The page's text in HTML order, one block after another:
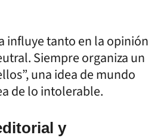
influye tanto en la opinión
Siempre organiza un
una idea de mundo
de lo intolerable.
y